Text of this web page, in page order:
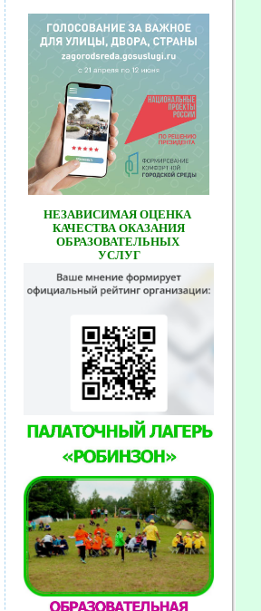
НЕЗАВИСИМАЯ ОЦЕНКА
КАЧЕСТВА ОКАЗАНИЯ
ОБРАЗОВАТЕЛЬНЫХ
УСЛУГ